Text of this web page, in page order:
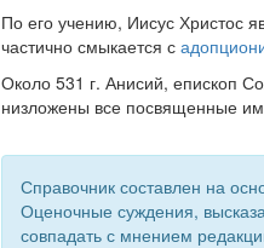
По его учению, Иисус Христос
частично смыкается с
Около 531 г. Анисий, епископ
низложены все посвященные
Справочник составлен на
Оценочные суждения,
совпадать с мнением